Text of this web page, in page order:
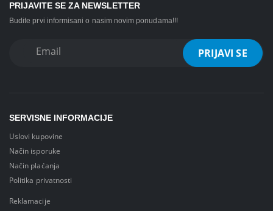
PRIJAVITE SE ZA NEWSLETTER
Budite prvi informisani o nasim novim ponudama!!!
SERVISNE INFORMACIJE
Uslovi kupovine
Način isporuke
Način plaćanja
Politika privatnosti
Reklamacije